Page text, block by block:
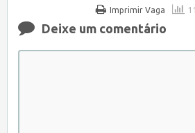
Imprimir Vaga
Deixe um comentário